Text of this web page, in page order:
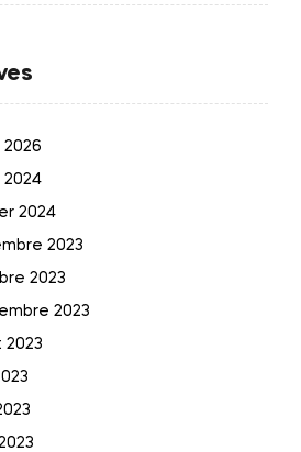
2026
2024
2024
2023
2023
2023
2023